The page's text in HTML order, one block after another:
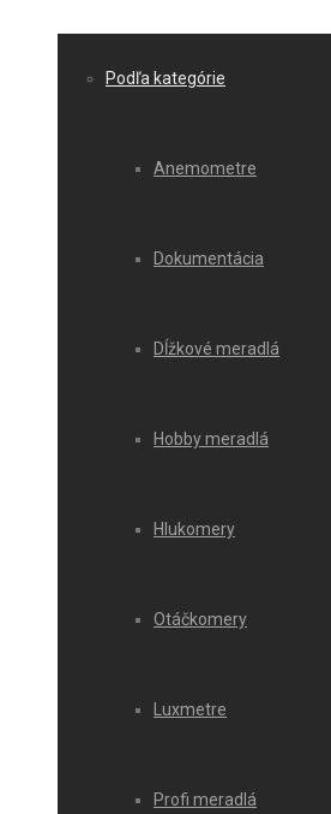
Podľa kategórie
Anemometre
Dokumentácia
Dĺžkové meradlá
Hobby meradlá
Hlukomery
Otáčkomery
Luxmetre
Profi meradlá